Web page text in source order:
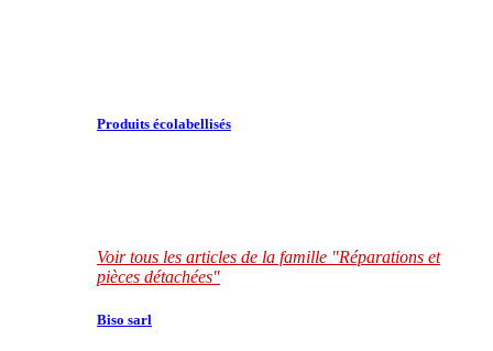
Produits écolabellisés
Voir tous les articles de la famille "Réparations et
pièces détachées"
Biso sarl